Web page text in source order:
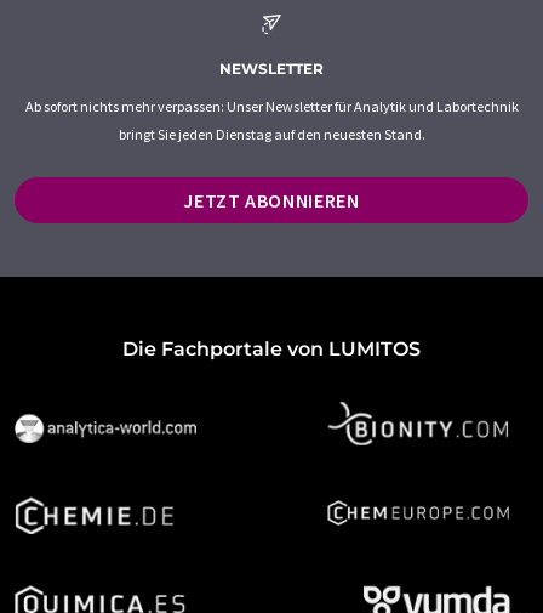
NEWSLETTER
Ab sofort nichts mehr verpassen: Unser Newsletter für Analytik und Labortechnik
bringt Sie jeden Dienstag auf den neuesten Stand.
JETZT ABONNIEREN
Die Fachportale von LUMITOS